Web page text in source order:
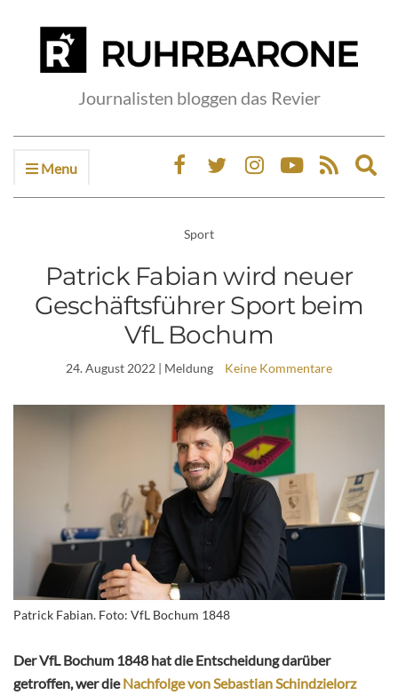
Journalisten bloggen das Revier
Menu
Sport
Patrick Fabian wird neuer
Geschäftsführer Sport beim
VfL Bochum
24. August 2022 | Meldung Keine Kommentare
Patrick Fabian. Foto: VfL Bochum 1848
Der VfL Bochum 1848 hat die Entscheidung darüber
getroffen, wer dieNachfolge von Sebastian Schindzielorz